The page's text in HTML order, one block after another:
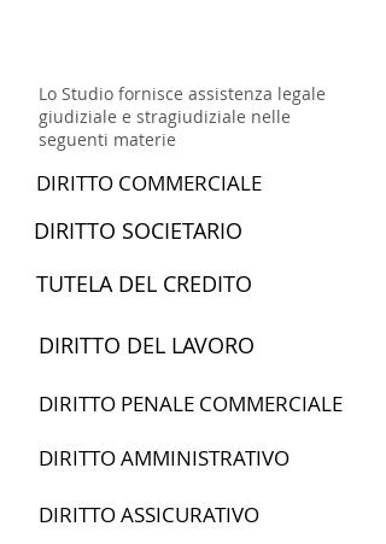
DIRITTO COMMERCIALE
DIRITTO SOCIETARIO
DIRITTO DEL LAVORO
TUTELA DEL CREDITO
DIRITTO AMMINISTRATIVO
DIRITTO PENALE COMMERCIALE
DIRITTO ASSICURATIVO
Lo Studio fornisce assistenza legale
giudiziale e stragiudiziale nelle
seguenti materie